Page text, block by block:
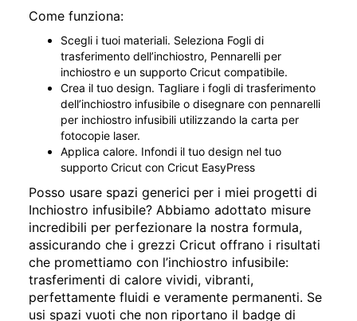
Come funziona:
Scegli i tuoi materiali. Seleziona Fogli di
trasferimento dell’inchiostro, Pennarelli per
inchiostro e un supporto Cricut compatibile.
Crea il tuo design. Tagliare i fogli di trasferimento
dell’inchiostro infusibile o disegnare con pennarelli
per inchiostro infusibili utilizzando la carta per
fotocopie laser.
Applica calore. Infondi il tuo design nel tuo
supporto Cricut con Cricut EasyPress
Posso usare spazi generici per i miei progetti di
Inchiostro infusibile? Abbiamo adottato misure
incredibili per perfezionare la nostra formula,
assicurando che i grezzi Cricut offrano i risultati
che promettiamo con l’inchiostro infusibile:
trasferimenti di calore vividi, vibranti,
perfettamente fluidi e veramente permanenti. Se
usi spazi vuoti che non riportano il badge di